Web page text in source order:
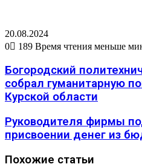
20.08.2024
0
189 Время чтения меньше
Богородский
собрал гуманитарную
Курской области
Руководителя фирмы
присвоении денег из
Похожие статьи